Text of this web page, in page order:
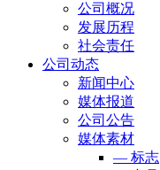
公司概况
发展历程
社会责任
公司动态
新闻中心
媒体报道
公司公告
媒体素材
— 标志